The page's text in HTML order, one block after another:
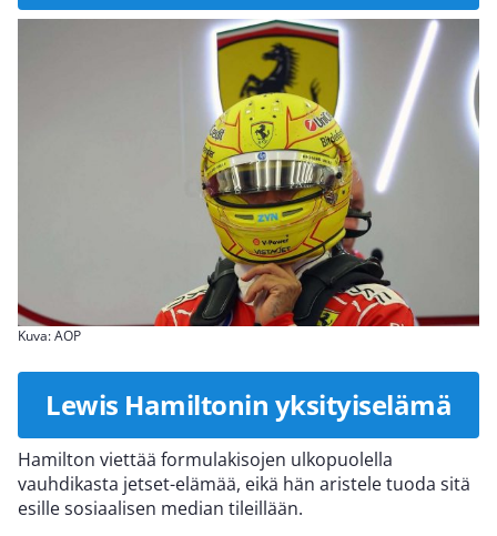
Kuva: AOP
Lewis Hamiltonin yksityiselämä
Hamilton viettää formulakisojen ulkopuolella
vauhdikasta jetset-elämää, eikä hän aristele tuoda sitä
esille sosiaalisen median tileillään.